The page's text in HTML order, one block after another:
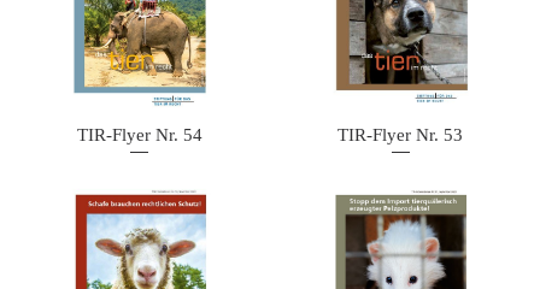
TIR-Flyer Nr. 54 TIR-Flyer Nr. 53